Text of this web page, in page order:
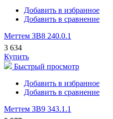
Добавить в избранное
Добавить в сравнение
Меттем ЗВ8 240.0.1
3 634
Купить
Быстрый просмотр
Добавить в избранное
Добавить в сравнение
Меттем ЗВ9 343.1.1